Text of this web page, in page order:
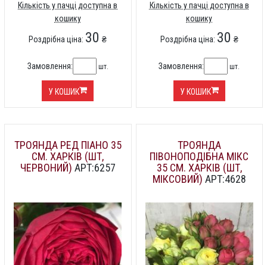
Кількість у пачці доступна в
кошику
Роздрібна ціна: 30 ₴
Замовлення: шт.
У КОШИК
Кількість у пачці доступна в
кошику
Роздрібна ціна: 30 ₴
Замовлення: шт.
У КОШИК
ТРОЯНДА РЕД ПІАНО 35
СМ. ХАРКІВ (ШТ,
ЧЕРВОНИЙ) АРТ:6257
ТРОЯНДА
ПІВОНОПОДІБНА МІКС
35 СМ. ХАРКІВ (ШТ,
МІКСОВИЙ) АРТ:4628